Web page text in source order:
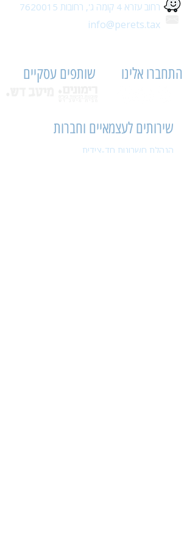
רחוב עזרא 4 קומה ג',
רחובות 7620015
info@perets.tax
שותפים עסקיים התחברו אלינו
שירותים לעצמאיים וחברות
הנהלת חשבונות חד-צידית